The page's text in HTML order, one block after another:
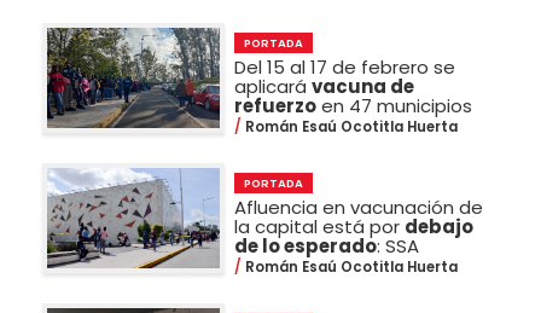
PORTADA
Del 15 al 17 de febrero se
aplicarávacuna de
refuerzoen 47 municipios
Román Esaú Ocotitla Huerta
PORTADA
Afluencia en vacunación de
la capital está por debajo
de lo esperado: SSA
Román Esaú Ocotitla Huerta